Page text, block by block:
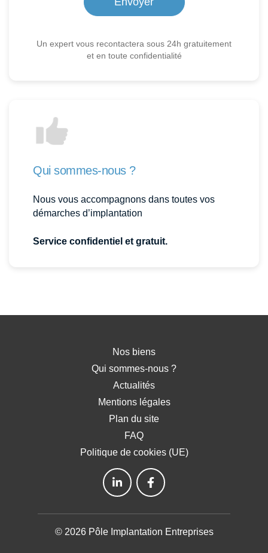
Un expert vous recontactera sous 24h gratuitement
et en toute confidentialité
Qui sommes-nous ?
Nous vous accompagnons dans toutes vos
démarches d’implantation
Service confidentiel et gratuit.
Nos biens
Qui sommes-nous ?
Actualités
Mentions légales
Plan du site
FAQ
Politique de cookies (UE)
© 2026 Pôle Implantation Entreprises